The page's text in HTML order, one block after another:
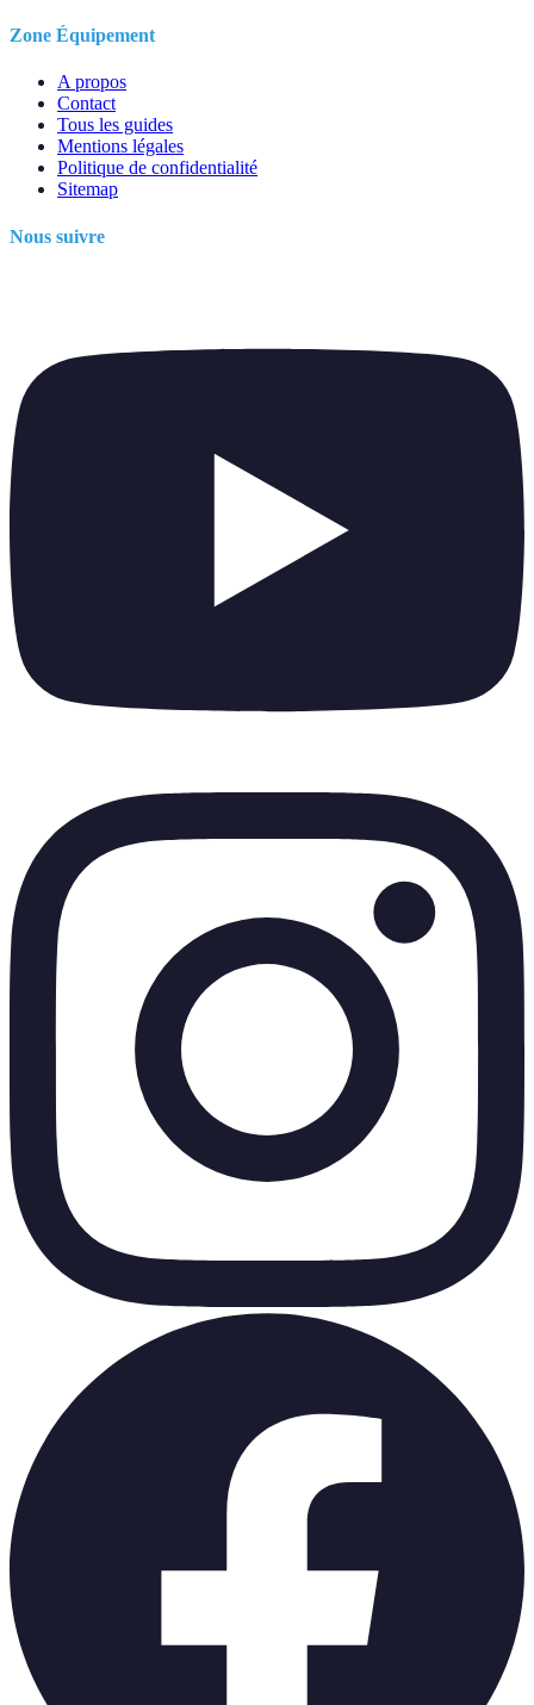
Zone Équipement
A propos
Contact
Tous les guides
Mentions légales
Politique de confidentialité
Sitemap
Nous suivre